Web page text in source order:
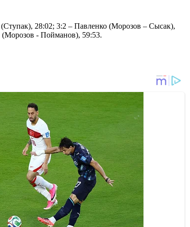
28:02; 3:2 – Павленко (Морозов – Сысак),
(Морозов - Пойманов), 59:53.